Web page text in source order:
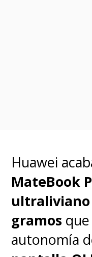
Huawei
MateBook
ultraliviano
gramos
autonomía